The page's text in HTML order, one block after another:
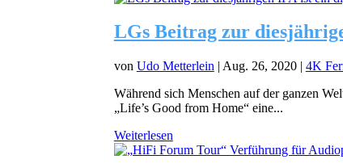
LGs Beitrag zur
von Udo Metterlein | Aug. 26, 2020| 4K
Während sich Menschen auf der ganzen
„Life’s Good from Home“ eine...
Weiterlesen